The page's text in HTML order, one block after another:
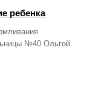
ребенка
№40 Ольгой